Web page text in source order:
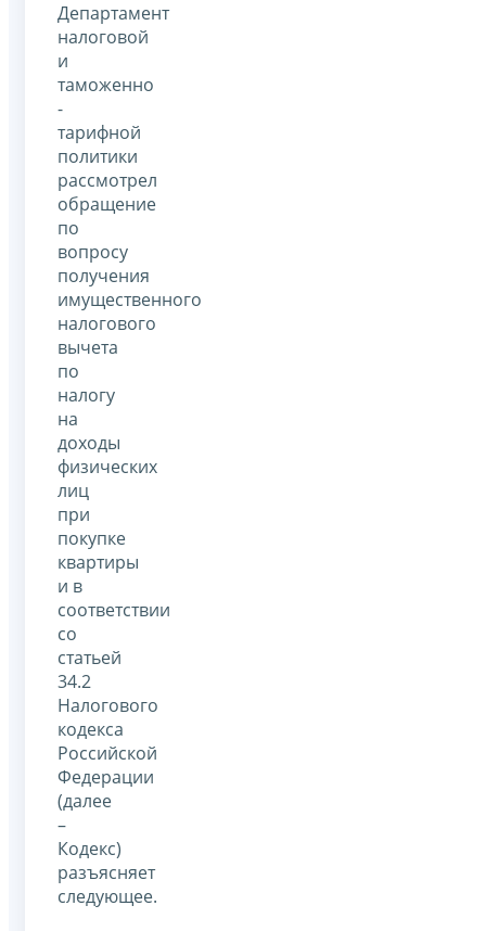
Департамент
налоговой
и
таможенно
-
тарифной
политики
рассмотрел
обращение
по
вопросу
получения
имущественного
налогового
вычета
по
налогу
на
доходы
физических
лиц
при
покупке
квартиры
и в
соответствии
со
статьей
34.2
Налогового
кодекса
Российской
Федерации
(далее
–
Кодекс)
разъясняет
следующее.